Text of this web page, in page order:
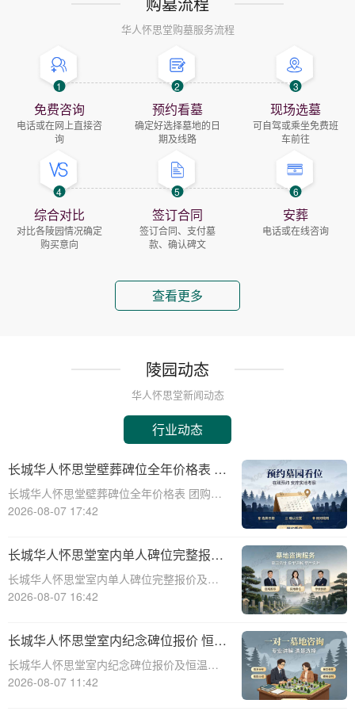
华人怀思堂购墓服务流程
1
免费咨询
电话或在网上直接咨
询
2
预约看墓
确定好选择墓地的日
期及线路
3
现场选墓
可自驾或乘坐免费班
车前往
4
综合对比
对比各陵园情况确定
购买意向
5
签订合同
签订合同、支付墓
款、确认碑文
6
安葬
电话或在线咨询
查看更多
陵园动态
华人怀思堂新闻动态
行业动态
长城华人怀思堂壁葬碑位全年价格表 团
购享专属折扣福利详解
长城华人怀思堂壁葬碑位全年价格表 团购享
专属折扣福利详解☎ 华人怀思堂电话:400-
化，越来越多的人开始选择壁葬作为一种环
保、节约土地的殡葬方式。长城华人
2026-08-07 17:42
长城华人怀思堂室内单人碑位完整报价
追思厅使用费用减免详解
长城华人怀思堂室内单人碑位完整报价及追
思厅使用费用减免详解☎ 华人怀思堂电
生活水平的提高，对身后事的安排越来越注
重仪式感和个性化。长城华人怀思堂
2026-08-07 16:42
长城华人怀思堂室内纪念碑位报价 恒温
寄存配套同步减免详解
长城华人怀思堂室内纪念碑位报价及恒温寄
存配套同步减免详解☎ 华人怀思堂电话:400-
2026-08-07 11:42